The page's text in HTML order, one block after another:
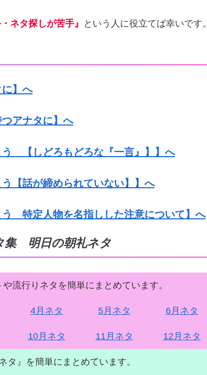
ネタ探しが苦手』 という人に役立てば幸いです。
】へ
アナタに】へ
【しどろもどろな『一言』】】へ
【話が締められていない】】へ
特定人物を名指しした注意について】へ
集 明日の朝礼ネタ
流行りネタを簡単にまとめています。
4月ネタ 5月ネタ 6月ネタ
10月ネタ 11月ネタ 12月ネタ
タ』を簡単にまとめています。